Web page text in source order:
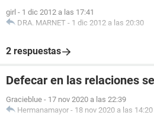
girl - 1 dic 2012 a las 17:41
DRA. MARNET - 1 dic 2012 a las 20:30
2 respuestas
Defecar en las relaciones
Gracieblue - 17 nov 2020 a las 22:39
Hermanamayor - 18 nov 2020 a las 14:20